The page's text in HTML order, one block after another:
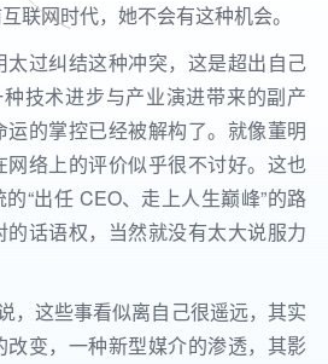
联网时代，她不会有这种机会。
过纠结这种冲突，这是超出自己
技术进步与产业演进带来的副产
的掌控已经被解构了。就像董明
络上的评价似乎很不讨好。这也
“出任 CEO、走上人生巅峰”的路
话语权，当然就没有太大说服力
，这些事看似离自己很遥远，其实
变，一种新型媒介的渗透，其影